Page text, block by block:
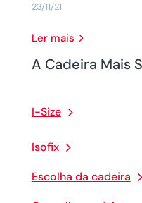
A Cadeira Mais
I-Size
Isofix
Escolha da cadeira
23/11/21
Ler mais